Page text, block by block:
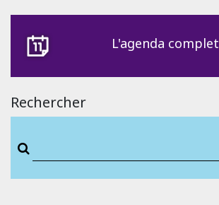
L'agenda complet
Rechercher